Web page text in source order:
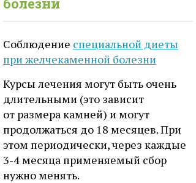
Соблюдение специальной диеты
при желчекаменной болезни
Курсы лечения могут быть очень
длительными (это зависит
от размера камней) и могут
продолжаться до 18 месяцев. При
этом периодически, через каждые
3-4 месяца применяемый сбор
нужно менять.